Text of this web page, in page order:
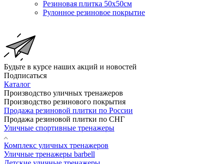
Резиновая плитка 50х50см
Рулонное резиновое покрытие
Будьте в курсе наших акций и новостей
Подписаться
Каталог
Производство уличных тренажеров
Производство резинового покрытия
Продажа резиновой плитки по России
Продажа резиновой плитки по СНГ
Уличные спортивные тренажеры
Комплекс уличных тренажеров
Уличные тренажеры barbell